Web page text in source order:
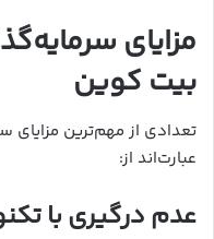
بیت کوین
عبارت‌اند از:
عدم درگیری با